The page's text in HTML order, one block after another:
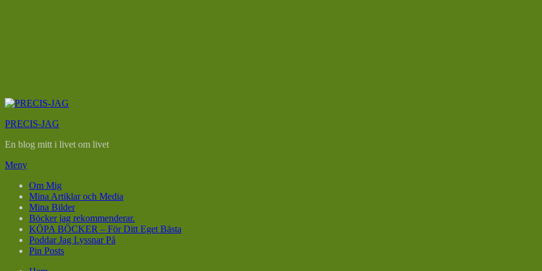
Hoppa
innehåll
PRECIS-JAG
En blog mitt i livet om livet
Meny
Om Mig
Mina Artiklar och Media
Mina Bilder
Böcker jag rekommenderar.
KÖPA BÖCKER – För Ditt Eget Bästa
Poddar Jag Lyssnar På
Pin Posts